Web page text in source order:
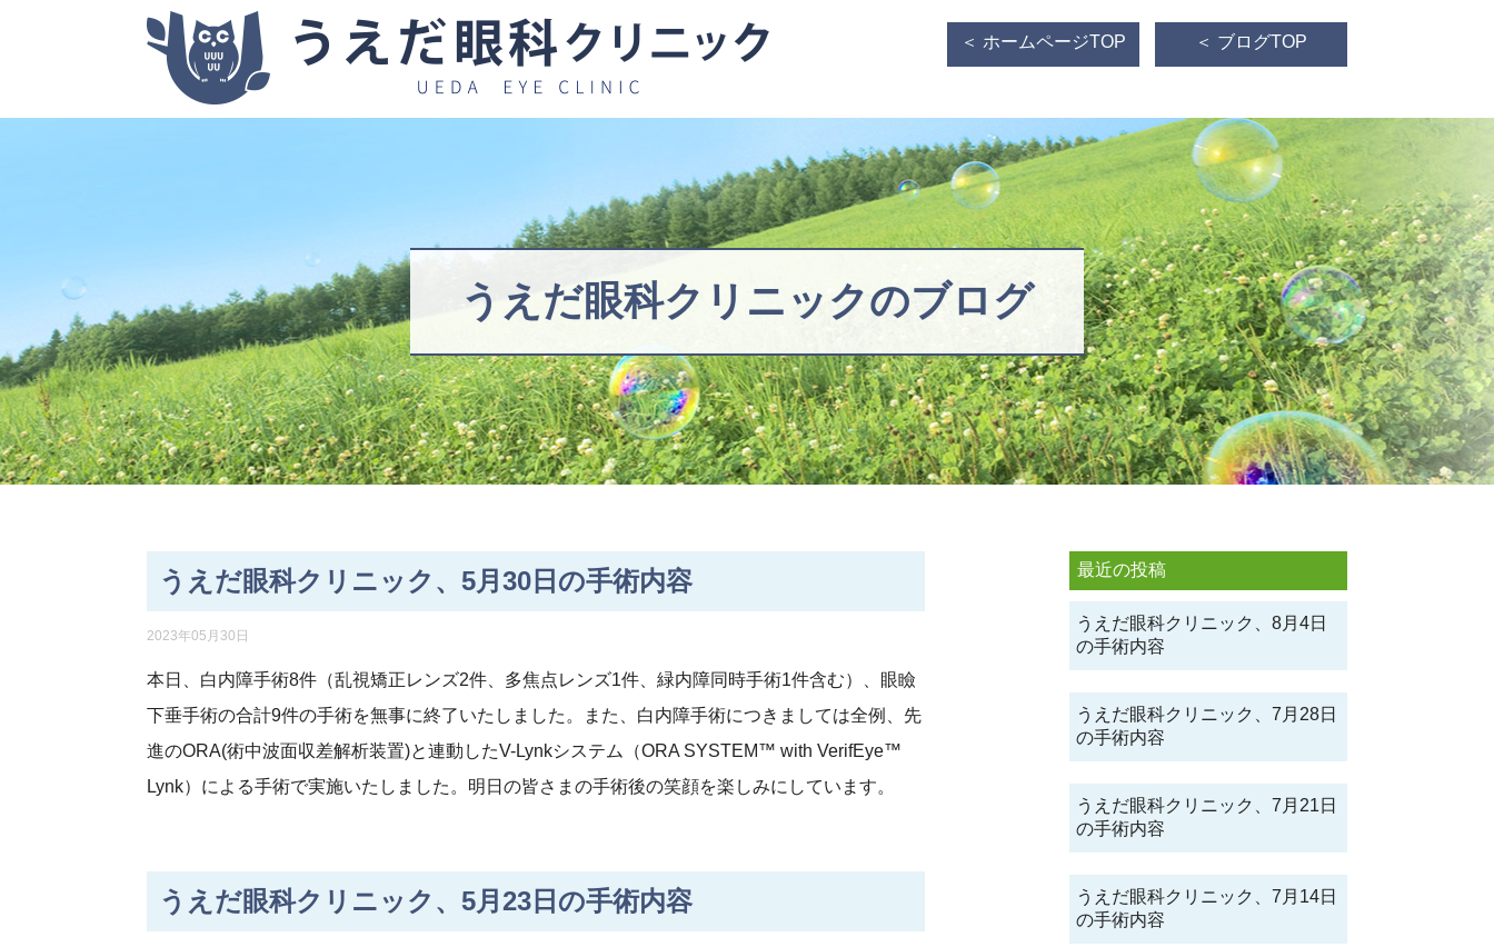
＜ ホームページTOP ＜ ブログTOP
うえだ眼科クリニックのブログ
最近の投稿
うえだ眼科クリニック、8月4日
の手術内容
うえだ眼科クリニック、7月28日
の手術内容
うえだ眼科クリニック、7月21日
の手術内容
うえだ眼科クリニック、7月14日
の手術内容
うえだ眼科クリニック、5月30日の手術内容
2023年05月30日
本日、白内障手術8件（乱視矯正レンズ2件、多焦点レンズ1件、緑内障同時手術1件含む）、眼瞼
下垂手術の合計9件の手術を無事に終了いたしました。また、白内障手術につきましては全例、先
進のORA(術中波面収差解析装置)と連動したV-Lynkシステム（ORA SYSTEM™ with VerifEye™
Lynk）による手術で実施いたしました。明日の皆さまの手術後の笑顔を楽しみにしています。
うえだ眼科クリニック、5月23日の手術内容